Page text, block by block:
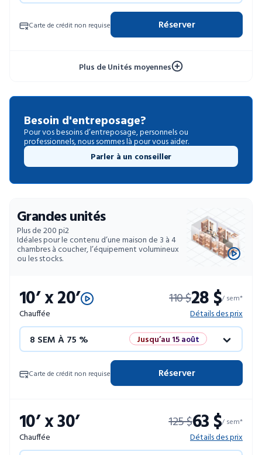
Promo éclair
52 SEM À 10 %
Carte de crédit non requise Réserver
Plus de Unités moyennes
Besoin d'entreposage?
Pour vos besoins d’entreposage, personnels ou
professionnels, nous sommes là pour vous aider.
Parler à un conseiller
Grandes unités
Plus de 200 pi2
Idéales pour le contenu d’une maison de 3 à 4
chambres à coucher, l’équipement volumineux
ou les stocks.
10’ x 20’
Chauffée
110 $28 $/ sem*
Détails des prix
8 SEM À 75 % Jusqu’au 15 août
Promo éclair
52 SEM À 10 %
Carte de crédit non requise Réserver
10’ x 30’
Chauffée
125 $63 $/ sem*
Détails des prix